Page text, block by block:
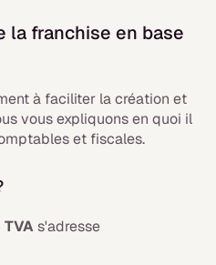
la franchise en base
à faciliter la création et
vous expliquons en quoi il
et fiscales.
s'adresse